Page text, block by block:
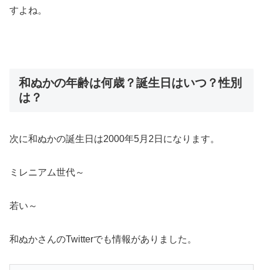
すよね。
和ぬかの年齢は何歳？誕生日はいつ？性別
は？
次に和ぬかの誕生日は2000年5月2日になります。
ミレニアム世代～
若い～
和ぬかさんのTwitterでも情報がありました。